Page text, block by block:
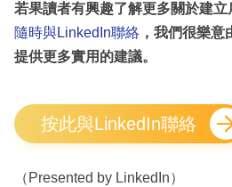
若果讀者有興趣了解更多關於建立
隨時與LinkedIn聯絡 ，我們很樂
提供更多實用的建議。
按此與LinkedIn聯絡
（Presented by LinkedIn）